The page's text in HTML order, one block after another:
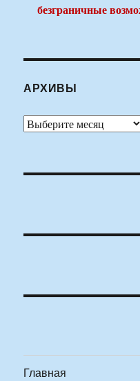
безграничные
АРХИВЫ
Архивы
Главная